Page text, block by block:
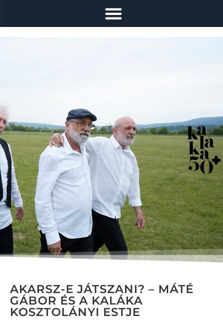
AKARSZ-E JÁTSZANI? – MÁTÉ
GÁBOR ÉS A KALÁKA
KOSZTOLÁNYI ESTJE